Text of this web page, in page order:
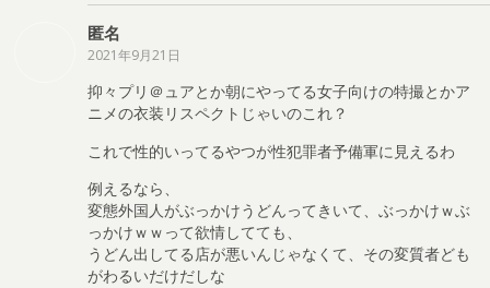
匿名
2021年9月21日
抑々プリ＠ュアとか朝にやってる女子向けの特撮とかア
ニメの衣装リスペクトじゃいのこれ？
これで性的いってるやつが性犯罪者予備軍に見えるわ
例えるなら、
変態外国人がぶっかけうどんってきいて、ぶっかけｗぶ
っかけｗｗって欲情してても、
うどん出してる店が悪いんじゃなくて、その変質者ども
がわるいだけだしな